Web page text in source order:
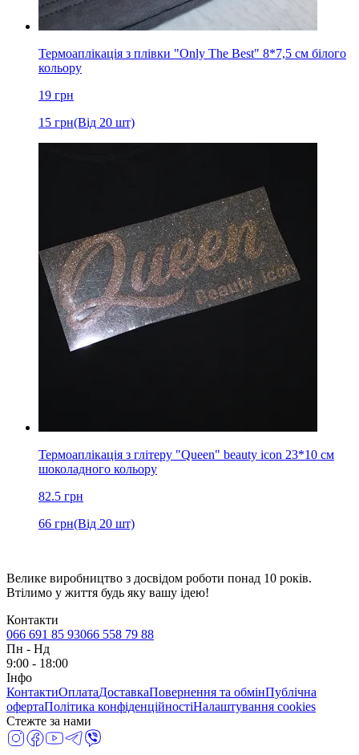
Термоаплікація з плівки "Only The Best" 8*7,5 см білого
кольору
19 грн
15 грн(Від 20 шт)
Термоаплікація з глітеру "Queen" beauty icon 23*10 см
шоколадного кольору
82.5 грн
66 грн(Від 20 шт)
Велике виробництво з досвідом роботи понад 10 років.
Втілимо у життя будь яку вашу ідею!
Контакти
066 691 85 93066 558 79 88
Пн - Нд
9:00 - 18:00
Інфо
КонтактиОплатаДоставкаПовернення та обмінПублічна
офертаПолітика конфіденційностіНалаштування cookies
Стежте за нами